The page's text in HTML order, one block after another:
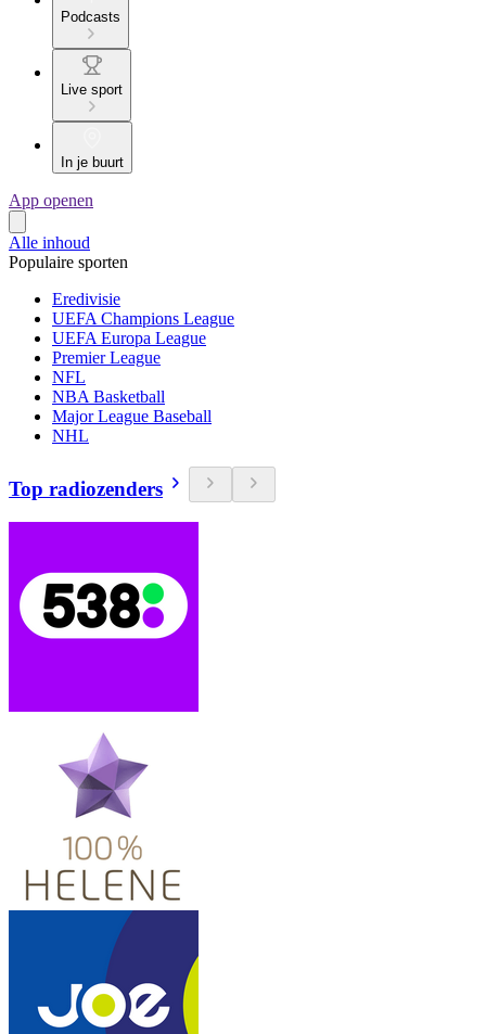
Podcasts
Live sport
In je buurt
App openen
Alle inhoud
Populaire sporten
Eredivisie
UEFA Champions League
UEFA Europa League
Premier League
NFL
NBA Basketball
Major League Baseball
NHL
Top radiozenders